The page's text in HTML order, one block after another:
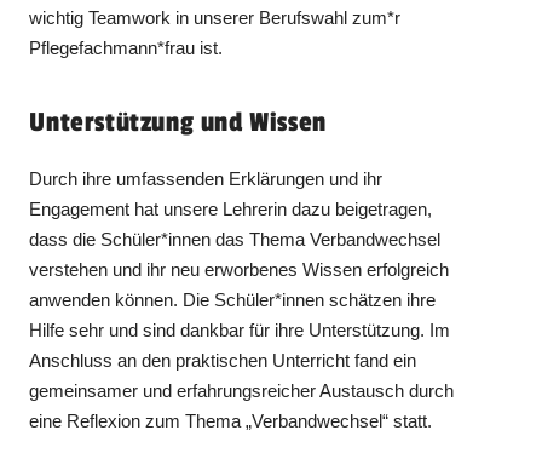
wichtig Teamwork in unserer Berufswahl zum*r
Pflegefachmann*frau ist.
Unterstützung und Wissen
Durch ihre umfassenden Erklärungen und ihr
Engagement hat unsere Lehrerin dazu beigetragen,
dass die Schüler*innen das Thema Verbandwechsel
verstehen und ihr neu erworbenes Wissen erfolgreich
anwenden können. Die Schüler*innen schätzen ihre
Hilfe sehr und sind dankbar für ihre Unterstützung. Im
Anschluss an den praktischen Unterricht fand ein
gemeinsamer und erfahrungsreicher Austausch durch
eine Reflexion zum Thema „Verbandwechsel“ statt.